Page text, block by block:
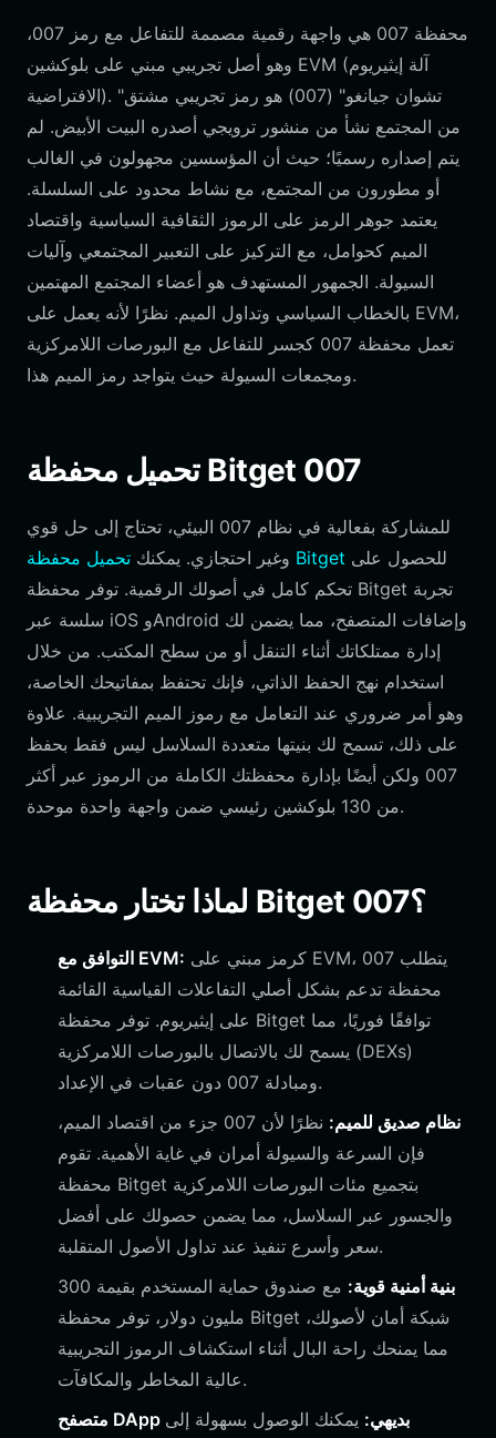
محفظة 007 هي واجهة رقمية مصممة للتفاعل مع رمز 007،
وهو أصل تجريبي مبني على بلوكشين EVM (آلة إيثيريوم
الافتراضية). "تشوان جيانغو" (007) هو رمز تجريبي مشتق
من المجتمع نشأ من منشور ترويجي أصدره البيت الأبيض. لم
يتم إصداره رسميًا؛ حيث أن المؤسسين مجهولون في الغالب
أو مطورون من المجتمع، مع نشاط محدود على السلسلة.
يعتمد جوهر الرمز على الرموز الثقافية السياسية واقتصاد
الميم كحوامل، مع التركيز على التعبير المجتمعي وآليات
السيولة. الجمهور المستهدف هو أعضاء المجتمع المهتمين
بالخطاب السياسي وتداول الميم. نظرًا لأنه يعمل على EVM،
تعمل محفظة 007 كجسر للتفاعل مع البورصات اللامركزية
ومجمعات السيولة حيث يتواجد رمز الميم هذا.
تحميل محفظة Bitget 007
للمشاركة بفعالية في نظام 007 البيئي، تحتاج إلى حل قوي
وغير احتجازي. يمكنك تحميل محفظة Bitget
تحكم كامل في أصولك الرقمية. توفر محفظة Bitget تجربة
سلسة عبر iOS وAndroid وإضافات المتصفح، مما يضمن لك
إدارة ممتلكاتك أثناء التنقل أو من سطح المكتب. من خلال
استخدام نهج الحفظ الذاتي، فإنك تحتفظ بمفاتيحك الخاصة،
وهو أمر ضروري عند التعامل مع رموز الميم التجريبية. علاوة
على ذلك، تسمح لك بنيتها متعددة السلاسل ليس فقط بحفظ
007 ولكن أيضًا بإدارة محفظتك الكاملة من الرموز عبر أكثر
من 130 بلوكشين رئيسي ضمن واجهة واحدة موحدة.
لماذا تختار محفظة Bitget 007؟
التوافق مع EVM:
محفظة تدعم بشكل أصلي التفاعلات القياسية القائمة
على إيثيريوم. توفر محفظة Bitget توافقًا فوريًا، مما
يسمح لك بالاتصال بالبورصات اللامركزية (DEXs)
ومبادلة 007 دون عقبات في الإعداد.
نظام صديق للميم:
نظرًا لأن 007 جزء من اقتصاد الميم،
فإن السرعة والسيولة أمران في غاية الأهمية. تقوم
محفظة Bitget بتجميع مئات البورصات اللامركزية
والجسور عبر السلاسل، مما يضمن حصولك على أفضل
سعر وأسرع تنفيذ عند تداول الأصول المتقلبة.
بنية أمنية قوية:
مع صندوق حماية المستخدم بقيمة 300
مليون دولار، توفر محفظة Bitget شبكة أمان لأصولك،
مما يمنحك راحة البال أثناء استكشاف الرموز التجريبية
عالية المخاطر والمكافآت.
متصفح DApp بديهي: يمكنك الوصول بسهولة إلى